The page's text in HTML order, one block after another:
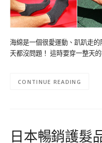
海綿是一個很愛運動、趴趴走
天都沒問題！ 這時要穿一整天
CONTINUE READING
日本暢銷護髮